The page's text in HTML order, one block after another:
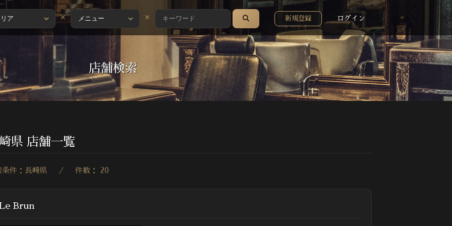
× × 新規登録 ログイン
店舗検索
県 店舗一覧
条件：長崎県 ／ 件数： 20
Brun